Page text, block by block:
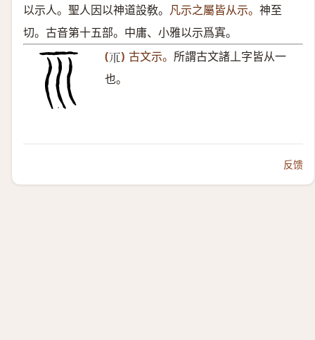
以示人。聖人因以神道設敎。 凡示之屬皆从示。 神至
切。古音第十五部。中庸、小雅以示爲寘。
(𥘅) 古文示。 所謂古文諸丄字皆从一
也。
反馈